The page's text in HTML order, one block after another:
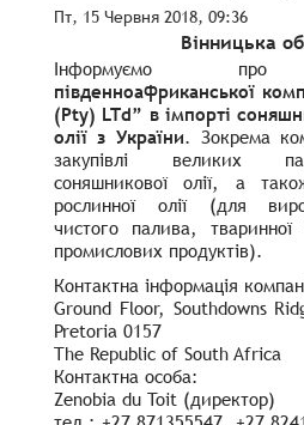
Вінницька
Пт, 15 Червня 2018, 09:36
Інформуємо
південноафриканської
(Pty) LTd” в імпорті
олії з України. Зокрема
закупівлі великих
соняшникової олії, а
рослинної олії (для
чистого палива,
промислових продуктів).
Контактна інформація
Ground Floor, Southdowns
Pretoria 0157
The Republic of South Africa
Контактна особа:
Zenobia du Toit (директор)